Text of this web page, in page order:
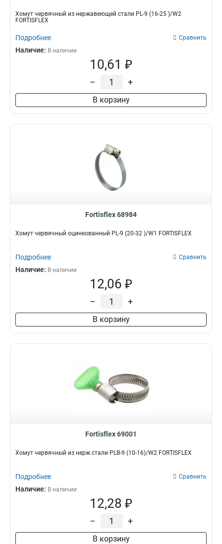
Хомут червячный из нержавеющей стали PL-9 (16-25 )/W2
FORTISFLEX
Подробнее Сравнить
Наличие: В наличии
10,61 ₽
– +
В корзину
Fortisflex 68984
Хомут червячный оцинкованный PL-9 (20-32 )/W1 FORTISFLEX
Подробнее Сравнить
Наличие: В наличии
12,06 ₽
– +
В корзину
Fortisflex 69001
Хомут червячный из нерж.стали PLB-9 (10-16)/W2 FORTISFLEX
Подробнее Сравнить
Наличие: В наличии
12,28 ₽
– +
В корзину